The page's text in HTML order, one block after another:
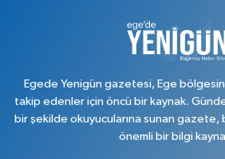
Yol Tarifi Al
Egede Yenigün gazetesi, Ege
takip edenler için öncü bir kaynak.
bir şekilde okuyucularına sunan gazete,
önemli bir bilgi